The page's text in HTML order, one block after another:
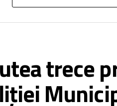
au fost expuse în
Trimite pe WhatsApp
trece